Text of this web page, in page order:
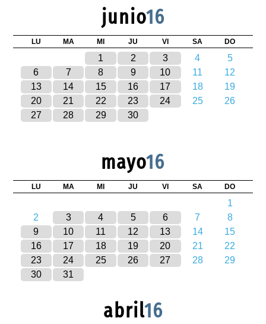
junio16
LU MA MI JU VI SA DO
1 2 3 4
5
6
7 8 9 10 11
12
13
14 15 16 17 18
19
20
21 22 23 24 25
26
27
28 29 30
mayo16
LU MA MI JU VI SA DO
1
2
3 4 5 6 7
8
9
10 11 12 13 14
15
16
17 18 19 20 21
22
23
24 25 26 27 28
29
30
31
abril16